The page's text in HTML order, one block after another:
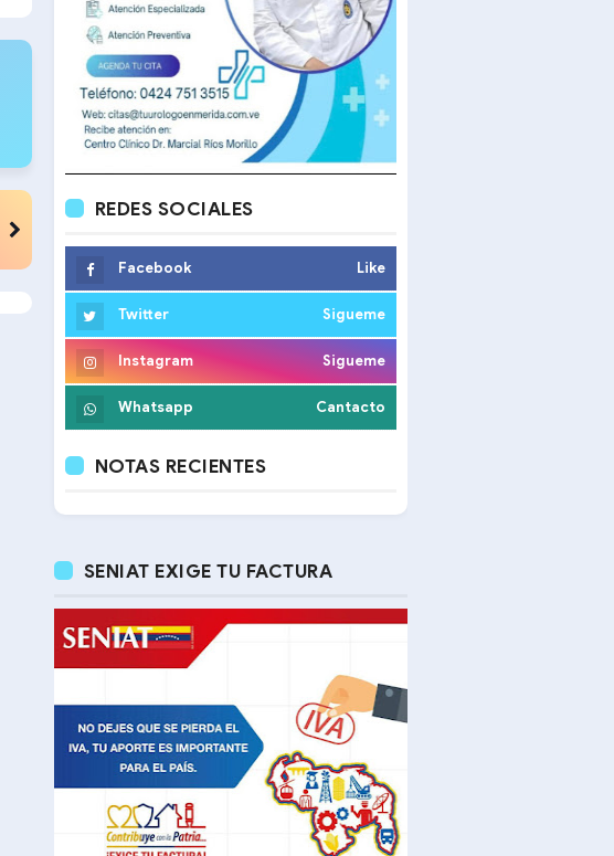
REDES SOCIALES
Facebook Like
Twitter Sigueme
Instagram Sigueme
Whatsapp Cantacto
NOTAS RECIENTES
SENIAT EXIGE TU FACTURA